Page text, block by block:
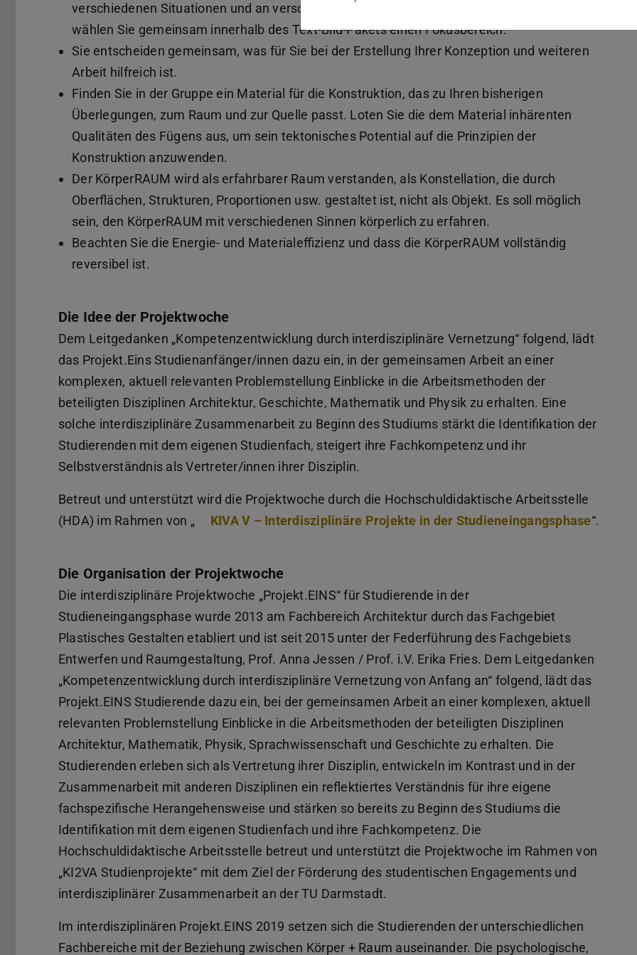
verschiedenen Situationen und an verschiedenen Orten. Diskutieren Sie Ihre Eindrücke und
wählen Sie gemeinsam innerhalb des Text-Bild-Pakets einen Fokusbereich.
Sie entscheiden gemeinsam, was für Sie bei der Erstellung Ihrer Konzeption und weiteren
Arbeit hilfreich ist.
Finden Sie in der Gruppe ein Material für die Konstruktion, das zu Ihren bisherigen
Überlegungen, zum Raum und zur Quelle passt. Loten Sie die dem Material inhärenten
Qualitäten des Fügens aus, um sein tektonisches Potential auf die Prinzipien der
Konstruktion anzuwenden.
Der KörperRAUM wird als erfahrbarer Raum verstanden, als Konstellation, die durch
Oberflächen, Strukturen, Proportionen usw. gestaltet ist, nicht als Objekt. Es soll möglich
sein, den KörperRAUM mit verschiedenen Sinnen körperlich zu erfahren.
Beachten Sie die Energie- und Materialeffizienz und dass die KörperRAUM vollständig
reversibel ist.
Die Idee der Projektwoche
Dem Leitgedanken „Kompetenzentwicklung durch interdisziplinäre Vernetzung“ folgend, lädt
das Projekt.Eins Studienanfänger/innen dazu ein, in der gemeinsamen Arbeit an einer
komplexen, aktuell relevanten Problemstellung Einblicke in die Arbeitsmethoden der
beteiligten Disziplinen Architektur, Geschichte, Mathematik und Physik zu erhalten. Eine
solche interdisziplinäre Zusammenarbeit zu Beginn des Studiums stärkt die Identifikation der
Studierenden mit dem eigenen Studienfach, steigert ihre Fachkompetenz und ihr
Selbstverständnis als Vertreter/innen ihrer Disziplin.
Betreut und unterstützt wird die Projektwoche durch die Hochschuldidaktische Arbeitsstelle
(HDA) im Rahmen von „
KIVA V – Interdisziplinäre Projekte in der Studieneingangsphase“.
Die Organisation der Projektwoche
Die interdisziplinäre Projektwoche „Projekt.EINS“ für Studierende in der
Studieneingangsphase wurde 2013 am Fachbereich Architektur durch das Fachgebiet
Plastisches Gestalten etabliert und ist seit 2015 unter der Federführung des Fachgebiets
Entwerfen und Raumgestaltung, Prof. Anna Jessen / Prof. i.V. Erika Fries. Dem Leitgedanken
„Kompetenzentwicklung durch interdisziplinäre Vernetzung von Anfang an“ folgend, lädt das
Projekt.EINS Studierende dazu ein, bei der gemeinsamen Arbeit an einer komplexen, aktuell
relevanten Problemstellung Einblicke in die Arbeitsmethoden der beteiligten Disziplinen
Architektur, Mathematik, Physik, Sprachwissenschaft und Geschichte zu erhalten. Die
Studierenden erleben sich als Vertretung ihrer Disziplin, entwickeln im Kontrast und in der
Zusammenarbeit mit anderen Disziplinen ein reflektiertes Verständnis für ihre eigene
fachspezifische Herangehensweise und stärken so bereits zu Beginn des Studiums die
Identifikation mit dem eigenen Studienfach und ihre Fachkompetenz. Die
Hochschuldidaktische Arbeitsstelle betreut und unterstützt die Projektwoche im Rahmen von
„KI2VA Studienprojekte“ mit dem Ziel der Förderung des studentischen Engagements und
interdisziplinärer Zusammenarbeit an der TU Darmstadt.
Im interdisziplinären Projekt.EINS 2019 setzen sich die Studierenden der unterschiedlichen
Fachbereiche mit der Beziehung zwischen Körper + Raum auseinander. Die psychologische,